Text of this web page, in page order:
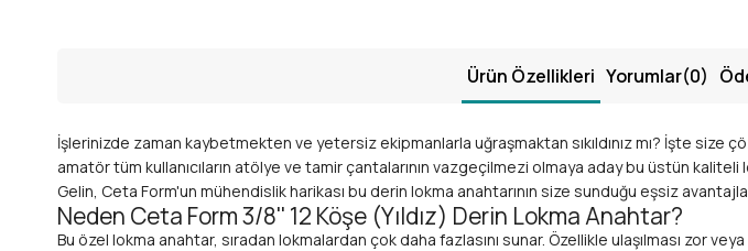
Ürün Özellikleri Yorumlar(0)
İşlerinizde zaman kaybetmekten ve yetersiz ekipmanlarla uğraşmaktan sıkıldınız mı? İşte
amatör tüm kullanıcıların atölye ve tamir çantalarının vazgeçilmezi olmaya aday bu üstün
Gelin, Ceta Form'un mühendislik harikası bu derin lokma anahtarının size sunduğu eşsiz
Neden Ceta Form 3/8'' 12 Köşe (Yıldız) Derin Lokma Anahtar?
Bu özel lokma anahtar, sıradan lokmalardan çok daha fazlasını sunar. Özellikle ulaşılması zor